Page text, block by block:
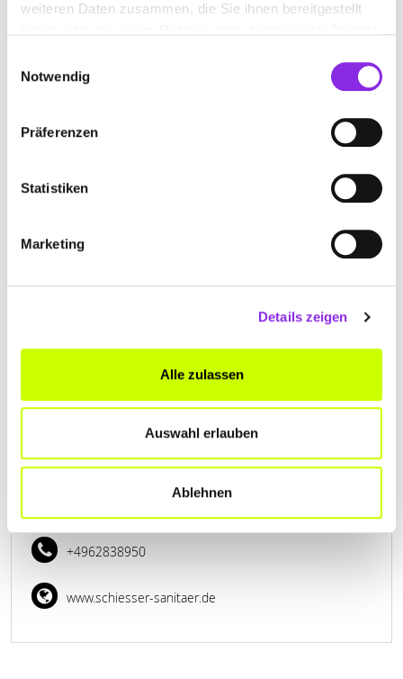
weiteren Daten zusammen, die Sie ihnen bereitgestellt
Notwendig
Präferenzen
Statistiken
Marketing
Details zeigen
Alle zulassen
Auswahl erlauben
Ablehnen
Ignaz-Schwimm-Straße 3
| 74736 Hardheim DE
+4962838950
ANDREAS SCHIESSER SANITÄR & H
Rhönweg 1| 74736 Hardheim Odenw DE
+4962838950
www.schiesser-sanitaer.de